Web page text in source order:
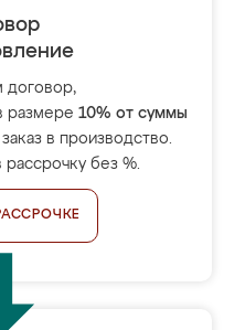
договор,
размере 10% от суммы
в производство.
без %.